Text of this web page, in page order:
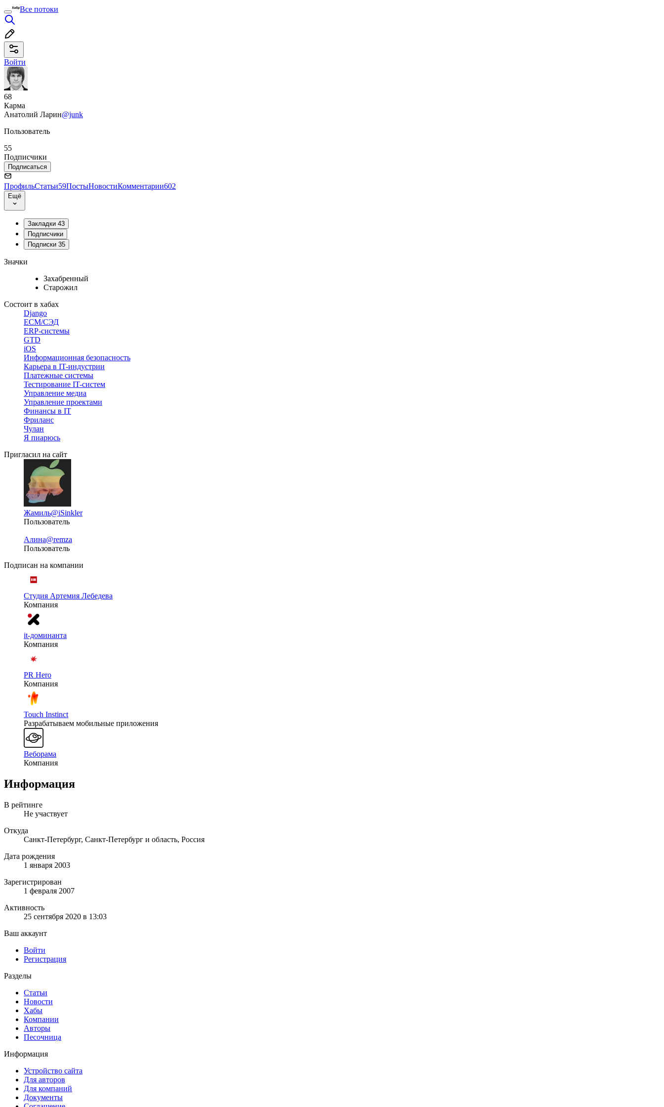
Все потоки
Войти
68
Карма
Анатолий Ларин@junk
Пользователь
55
Подписчики
Подписаться
ПрофильСтатьи59ПостыНовостиКомментарии602
Ещё
Закладки 43
Подписчики
Подписки 35
Значки
Захабренный
Старожил
Состоит в хабах
Django
ECM/СЭД
ERP-системы
GTD
iOS
Информационная безопасность
Карьера в IT-индустрии
Платежные системы
Тестирование IT-систем
Управление медиа
Управление проектами
Финансы в IT
Фриланс
Чулан
Я пиарюсь
Пригласил на сайт
Жамиль@iSinkler
Пользователь
Алина@remza
Пользователь
Подписан на компании
Студия Артемия Лебедева
Компания
it-доминанта
Компания
PR Hero
Компания
Touch Instinct
Разрабатываем мобильные приложения
Веборама
Компания
Информация
В рейтинге
Не участвует
Откуда
Санкт-Петербург, Санкт-Петербург и область, Россия
Дата рождения
1 января 2003
Зарегистрирован
1 февраля 2007
Активность
25 сентября 2020 в 13:03
Ваш аккаунт
Войти
Регистрация
Разделы
Статьи
Новости
Хабы
Компании
Авторы
Песочница
Информация
Устройство сайта
Для авторов
Для компаний
Документы